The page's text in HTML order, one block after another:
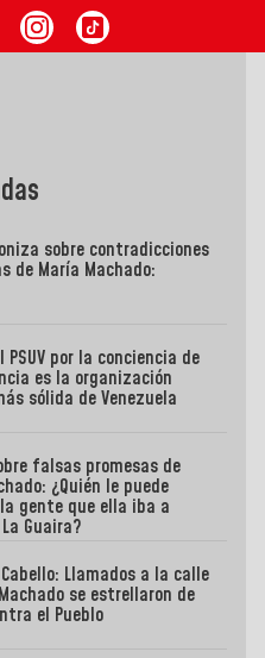
sobre contradicciones
de María Machado:
PSUV por la conciencia de
es la organización
sólida de Venezuela
falsas promesas de
¿Quién le puede
la gente que ella iba a
Guaira?
Llamados a la calle
se estrellaron de
el Pueblo